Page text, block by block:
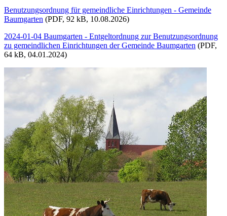
Benutzungsordnung für gemeindliche Einrichtungen - Gemeinde
Baumgarten (PDF, 92 kB, 10.08.2026)
2024-01-04 Baumgarten - Entgeltordnung zur Benutzungsordnung
zu gemeindlichen Einrichtungen der Gemeinde Baumgarten (PDF,
64 kB, 04.01.2024)